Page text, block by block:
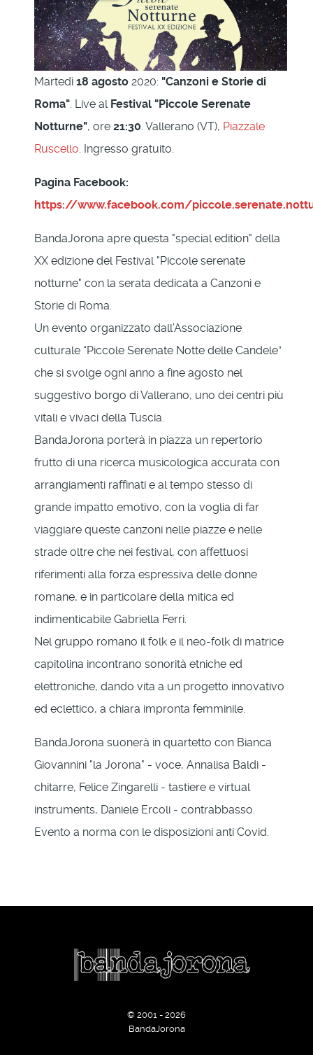
Martedì 18 agosto 2020: "Canzoni e Storie di
Roma". Live al Festival "Piccole Serenate
Notturne", ore 21:30. Vallerano (VT), Piazzale
Ruscello. Ingresso gratuito.
Pagina Facebook:
https://www.facebook.com/
BandaJorona apre questa "special edition" della
XX edizione del Festival "Piccole serenate
notturne" con la serata dedicata a Canzoni e
Storie di Roma.
Un evento organizzato dall’Associazione
culturale “Piccole Serenate Notte delle Candele”
che si svolge ogni anno a fine agosto nel
suggestivo borgo di Vallerano, uno dei centri più
vitali e vivaci della Tuscia.
BandaJorona porterà in piazza un repertorio
frutto di una ricerca musicologica accurata con
arrangiamenti raffinati e al tempo stesso di
grande impatto emotivo, con la voglia di far
viaggiare queste canzoni nelle piazze e nelle
strade oltre che nei festival, con affettuosi
riferimenti alla forza espressiva delle donne
romane, e in particolare della mitica ed
indimenticabile Gabriella Ferri.
Nel gruppo romano il folk e il neo-folk di matrice
capitolina incontrano sonorità etniche ed
elettroniche, dando vita a un progetto innovativo
ed eclettico, a chiara impronta femminile.
BandaJorona suonerà in quartetto con Bianca
Giovannini "la Jorona" - voce, Annalisa Baldi -
chitarre, Felice Zingarelli - tastiere e virtual
instruments, Daniele Ercoli - contrabbasso.
Evento a norma con le disposizioni anti Covid.
© 2001 - 2026
BandaJorona